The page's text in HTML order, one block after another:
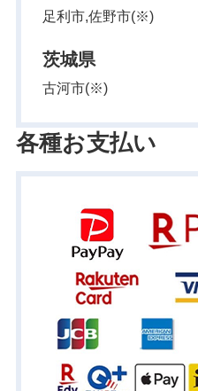
足利市,佐野市(※)
茨城県
古河市(※)
各種お支払い